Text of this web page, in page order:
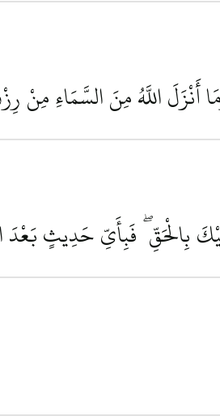
أَنْزَلَ اللَّهُ مِنَ السَّمَاءِ
بِالْحَقِّ ۖ فَبِأَيِّ حَدِيثٍ بَعْدَ